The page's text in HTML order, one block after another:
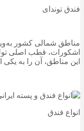
فندق توندای
مناطق شمالی کشور
اشکورات، قطب اصلی
این مناطق، آن را به
انواع فندق